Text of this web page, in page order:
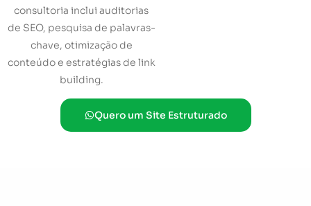
consultoria inclui auditorias
de SEO, pesquisa de palavras-
chave, otimização de
conteúdo e estratégias de link
building.
Quero um Site Estruturado